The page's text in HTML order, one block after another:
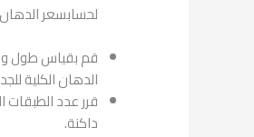
لحسابسعر الدهان
قم بقياس طول
الدهان الكلية
قرر عدد الطبقات
داكنة.